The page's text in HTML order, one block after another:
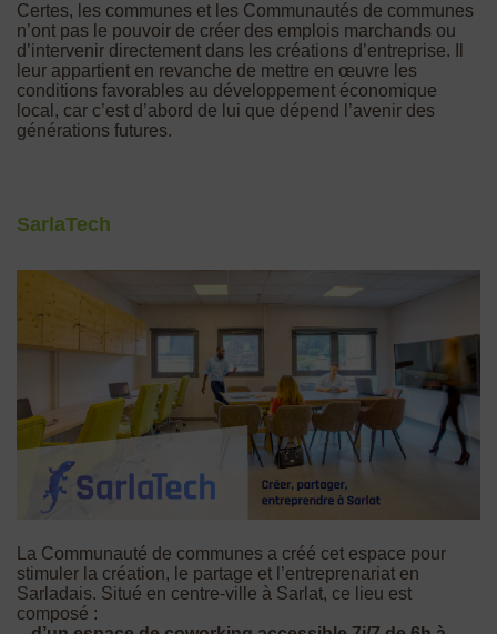
Certes, les communes et les Communautés de communes
n’ont pas le pouvoir de créer des emplois marchands ou
d’intervenir directement dans les créations d’entreprise. Il
leur appartient en revanche de mettre en œuvre les
conditions favorables au développement économique
local, car c’est d’abord de lui que dépend l’avenir des
générations futures.
SarlaTech
La Communauté de communes a créé cet espace pour
stimuler la création, le partage et l’entreprenariat en
Sarladais. Situé en centre-ville à Sarlat, ce lieu est
composé :